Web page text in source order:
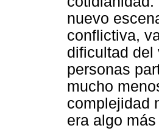
nuevo
conflictiva,
dificultad del
personas
mucho
complejidad
era algo